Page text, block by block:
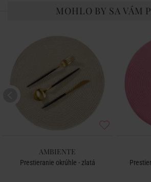
MOHLO BY SA VÁM
AMBIENTE
Prestieranie okrúhle - zlatá